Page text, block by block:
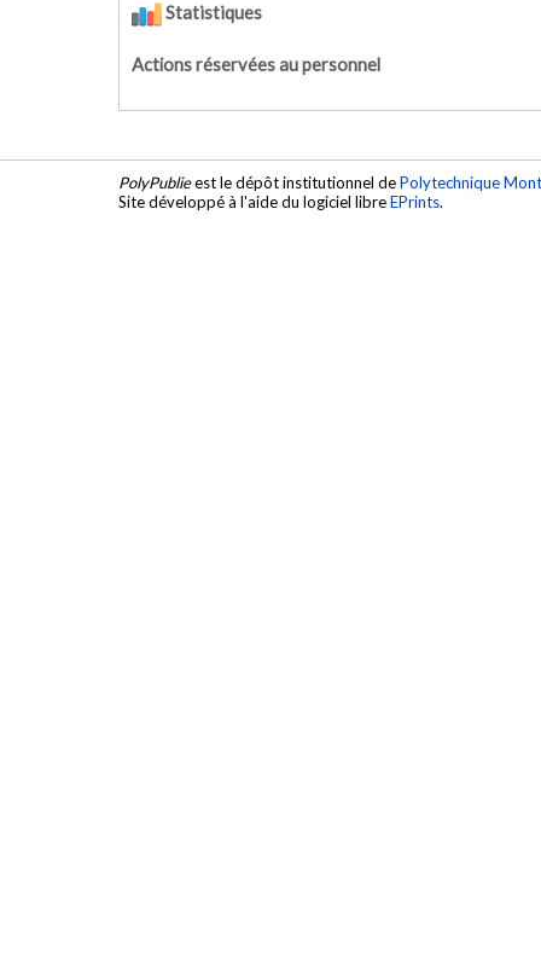
Statistiques
Actions réservées au personnel
PolyPublieest le dépôt institutionnel dePolytechnique
Site développé à l'aide du logiciel libreEPrints.